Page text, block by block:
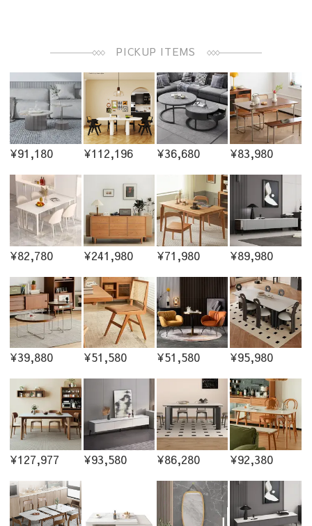
PICKUP ITEMS
¥91,180 ¥112,196 ¥36,680 ¥83,980
¥82,780 ¥241,980 ¥71,980 ¥89,980
¥39,880 ¥51,580 ¥51,580 ¥95,980
¥127,977 ¥93,580 ¥86,280 ¥92,380